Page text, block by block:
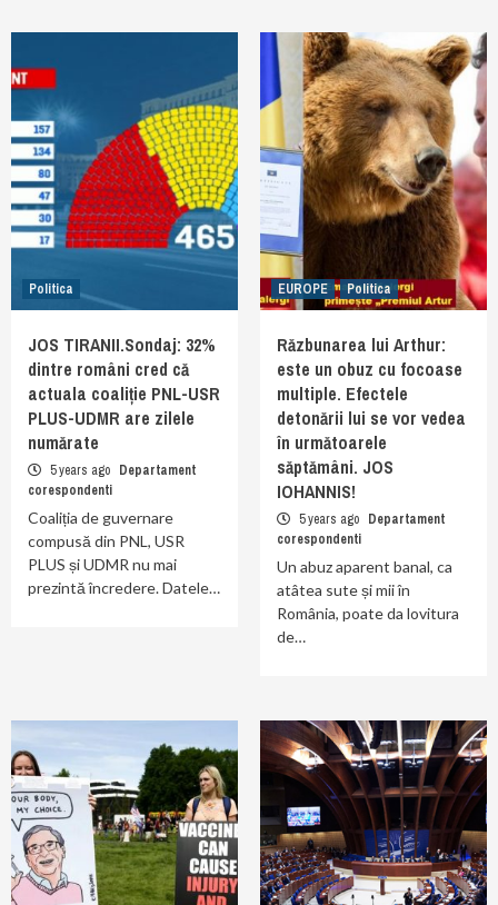
Politica
JOS TIRANII.Sondaj: 32%
dintre români cred că
actuala coaliție PNL-USR
PLUS-UDMR are zilele
numărate
5 years ago Departament
corespondenti
Coaliția de guvernare
compusă din PNL, USR
PLUS și UDMR nu mai
prezintă încredere. Datele…
EUROPE Politica
Răzbunarea lui Arthur:
este un obuz cu focoase
multiple. Efectele
detonării lui se vor vedea
în următoarele
săptămâni. JOS
IOHANNIS!
5 years ago Departament
corespondenti
Un abuz aparent banal, ca
atâtea sute și mii în
România, poate da lovitura
de…